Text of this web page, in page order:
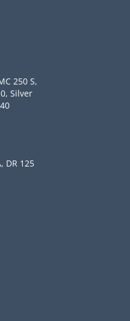
250 S,
Silver
DR 125